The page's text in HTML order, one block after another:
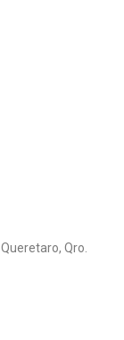
Qro.